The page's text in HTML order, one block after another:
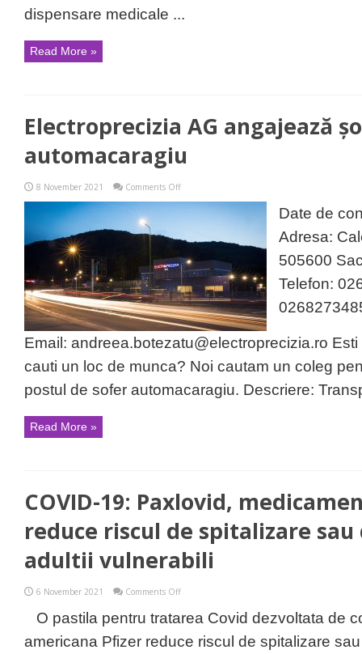
acestora
dispensare medicale ...
Read More »
Electroprecizia AG angajează
automacaragiu
8 November 2021 Comments Offon
automacaragiu
Date de
Adresa:
505600
Telefon:
Email: andreea.botezatu@electroprecizia.ro Esti
cauti un loc de munca? Noi cautam un coleg
postul de sofer automacaragiu. Descriere:
Read More »
COVID-19: Paxlovid,
reduce riscul de spitalizare sau
adultii vulnerabili
6 November 2021 Comments Offon
19:
Paxlovid,
medicamentul
Pfizer
O pastila pentru tratarea Covid dezvoltata de
americana Pfizer reduce riscul de spitalizare